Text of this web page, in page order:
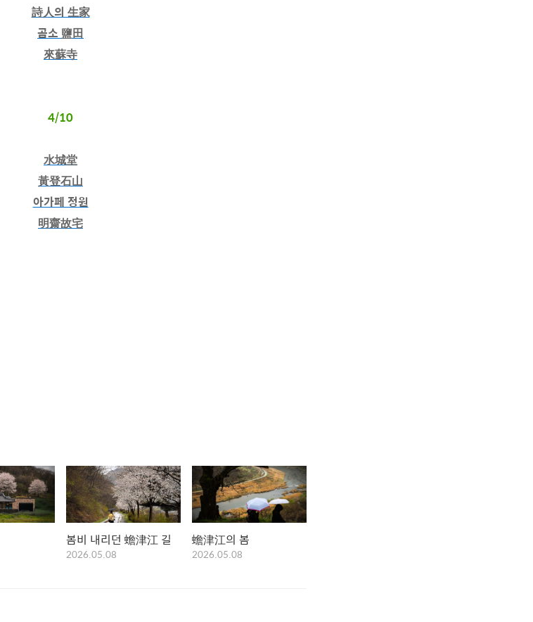
詩人의 生家
곰소 鹽田
來蘇寺
4/10
水城堂
黃登石山
아가페 정원
明齋故宅
봄비 내리던 蟾津江 길
2026.05.08
蟾津江의 봄
2026.05.08